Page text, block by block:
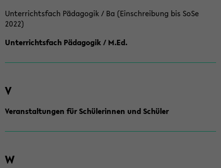
Unterrichtsfach Pädagogik / Ba (Einschreibung bis SoSe
2022)
Unterrichtsfach Pädagogik / M.Ed.
V
Veranstaltungen für Schülerinnen und Schüler
W